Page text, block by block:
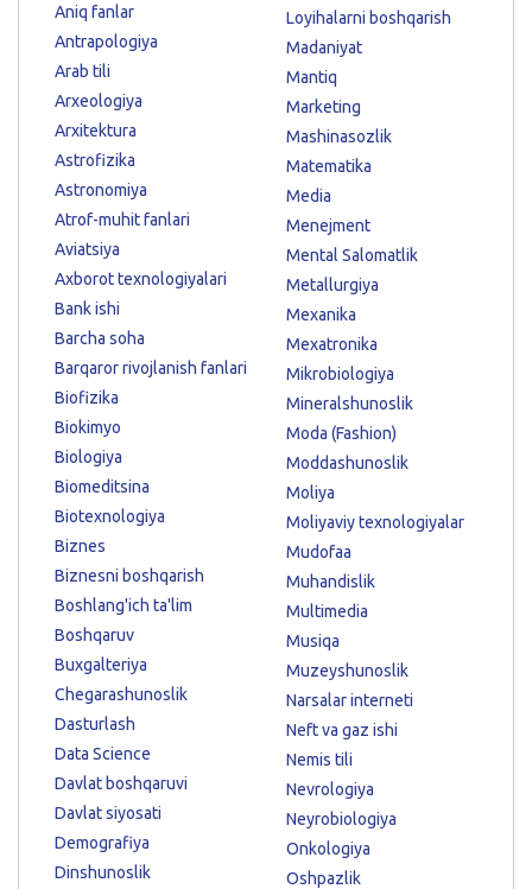
Aniq fanlar
Antrapologiya
Arab tili
Arxeologiya
Arxitektura
Astrofizika
Astronomiya
Atrof-muhit fanlari
Aviatsiya
Axborot texnologiyalari
Bank ishi
Barcha soha
Barqaror rivojlanish fanlari
Biofizika
Biokimyo
Biologiya
Biomeditsina
Biotexnologiya
Biznes
Biznesni boshqarish
Boshlang'ich ta'lim
Boshqaruv
Buxgalteriya
Chegarashunoslik
Dasturlash
Data Science
Davlat boshqaruvi
Davlat siyosati
Demografiya
Dinshunoslik
Loyihalarni boshqarish
Madaniyat
Mantiq
Marketing
Mashinasozlik
Matematika
Media
Menejment
Mental Salomatlik
Metallurgiya
Mexanika
Mexatronika
Mikrobiologiya
Mineralshunoslik
Moda (Fashion)
Moddashunoslik
Moliya
Moliyaviy texnologiyalar
Mudofaa
Muhandislik
Multimedia
Musiqa
Muzeyshunoslik
Narsalar interneti
Neft va gaz ishi
Nemis tili
Nevrologiya
Neyrobiologiya
Onkologiya
Oshpazlik